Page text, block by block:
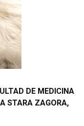
DE MEDICINA
STARA ZAGORA,